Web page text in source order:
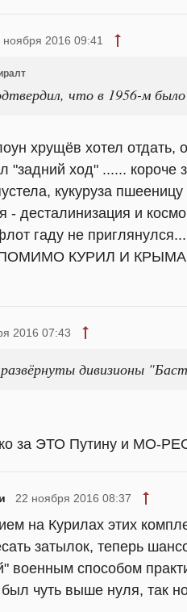
ноября 2016 09:41
что в 1956-м
хрущёв хотел
"задний ход" ......
кукуруза
- десталинизация и
гаду не
КУРИЛ И КРЫМА
2016 07:43
дивизионы
за ЭТО Путину и МО-
22 ноября 2016 08:37
на Курилах этих
затылок, теперь
военным способом
чуть выше нуля, так